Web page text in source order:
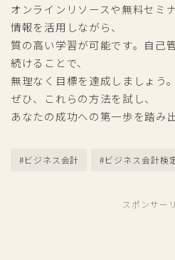
オンラインリソースや無料セミ
情報を活用しながら、
質の高い学習が可能です。自己
続けることで、
無理なく目標を達成しましょう。
ぜひ、これらの方法を試し、
あなたの成功への第一歩を踏み
#ビジネス会計 #ビジネス会計検
スポンサー